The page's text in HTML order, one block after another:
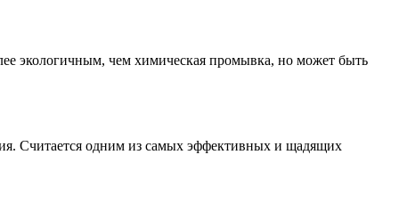
экологичным, чем химическая промывка, но может быть
Считается одним из самых эффективных и щадящих